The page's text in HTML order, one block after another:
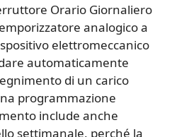
Orario Giornaliero
analogico a
elettromeccanico
automaticamente
di un carico
programmazione
include anche
settimanale, perché la